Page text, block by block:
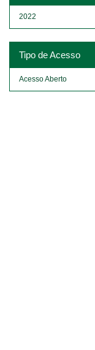
2022
Tipo de Acesso
Acesso Aberto